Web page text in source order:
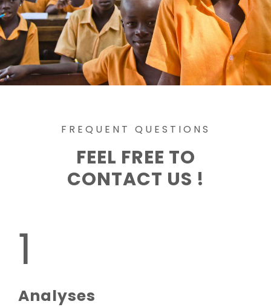
FREQUENT QUESTIONS
FEEL FREE TO
CONTACT US !
1
Analyses